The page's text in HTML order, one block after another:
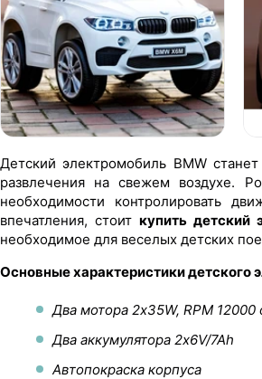
Детский электромобиль BMW
развлечения на свежем воздухе.
необходимости контролировать
впечатления, стоиткупить детский
необходимое для веселых детских
Основные характеристики детского
Два мотора 2х35W, RPM 12000
Два аккумулятора 2х6V/7Ah
Автопокраска корпуса